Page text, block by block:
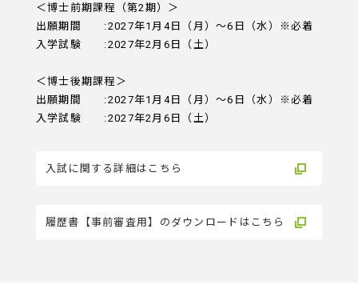
＜博士前期課程（第2期）＞
出願期間 :2027年1月4日（月）～6日（水）※必着
入学試験 :2027年2月6日（土）
＜博士後期課程＞
出願期間 :2027年1月4日（月）～6日（水）※必着
入学試験 :2027年2月6日（土）
入試に関する詳細はこちら
履歴書【事前審査用】のダウンロードはこちら